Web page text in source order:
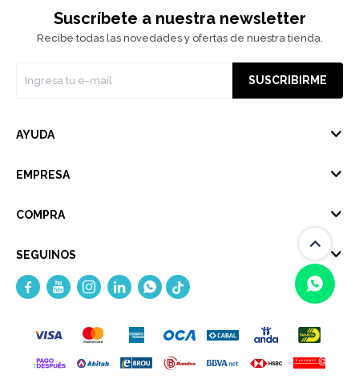
(0/4)
Suscríbete a nuestra newsletter
Recibe todas las novedades y ofertas de nuestra tienda.
SUSCRIBIRME
AYUDA
EMPRESA
COMPRA
SEGUINOS
    